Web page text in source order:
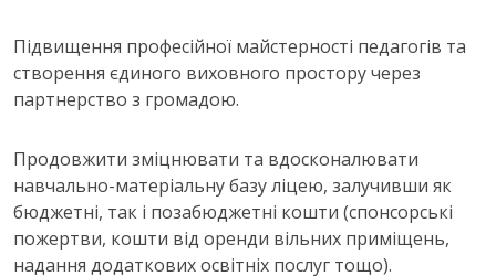
Підвищення професійної майстерності педагогів та
створення єдиного виховного простору через
партнерство з громадою.
Продовжити зміцнювати та вдосконалювати
навчально-матеріальну базу ліцею, залучивши як
бюджетні, так і позабюджетні кошти (спонсорські
пожертви, кошти від оренди вільних приміщень,
надання додаткових освітніх послуг тощо).